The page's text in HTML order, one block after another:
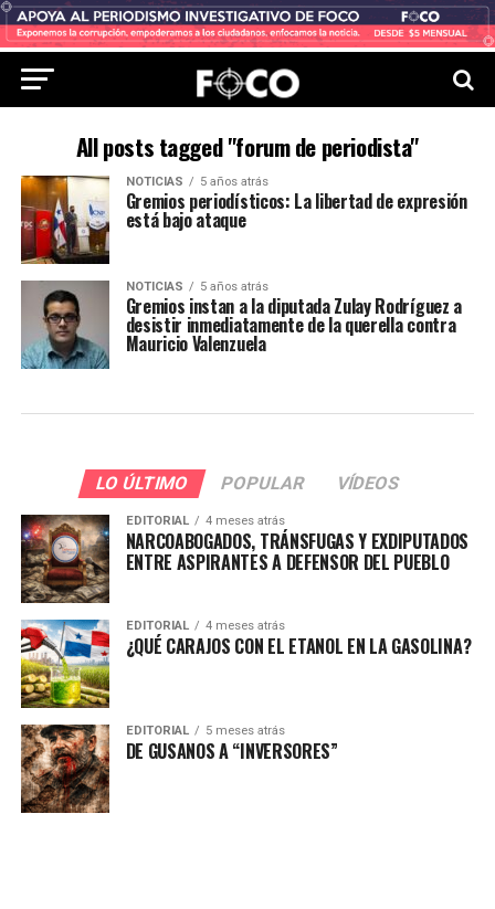
All posts tagged "forum de periodista"
NOTICIAS 5 años atrás
Gremios periodísticos: La libertad de expresión
está bajo ataque
NOTICIAS 5 años atrás
Gremios instan a la diputada Zulay Rodríguez a
desistir inmediatamente de la querella contra
Mauricio Valenzuela
LO ÚLTIMO POPULAR VÍDEOS
EDITORIAL 4 meses atrás
NARCOABOGADOS, TRÁNSFUGAS Y EXDIPUTADOS
ENTRE ASPIRANTES A DEFENSOR DEL PUEBLO
EDITORIAL 4 meses atrás
¿QUÉ CARAJOS CON EL ETANOL EN LA GASOLINA?
EDITORIAL 5 meses atrás
DE GUSANOS A “INVERSORES”